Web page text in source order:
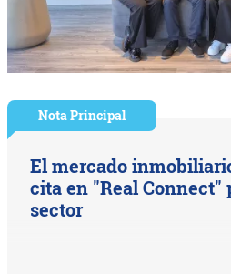
Nota Principal
El mercado
cita en "Real Connect"
sector